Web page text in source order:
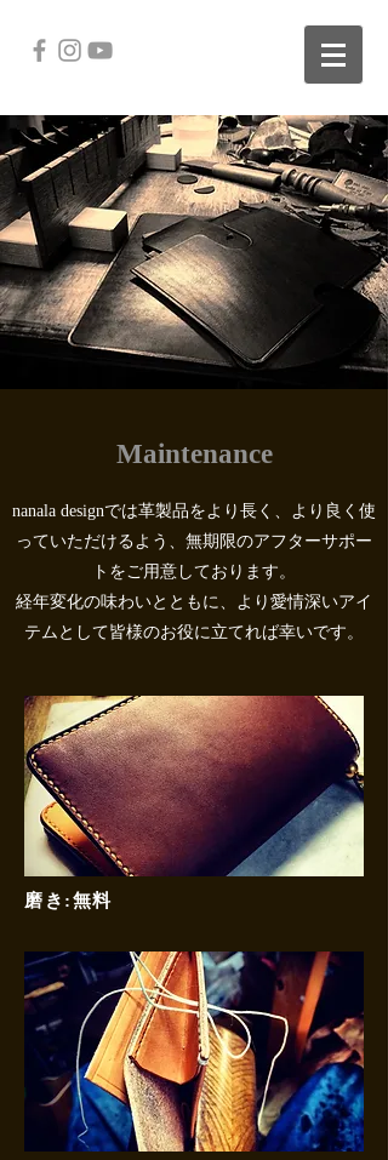
Maintenance
nanala designでは革製品をより長く、より良く使
っていただけるよう、無期限のアフターサポー
トをご用意しております。
​経年変化の味わいとともに、より愛情深いアイ
テムとして皆様のお役に立てれば幸いです。
磨き:無料